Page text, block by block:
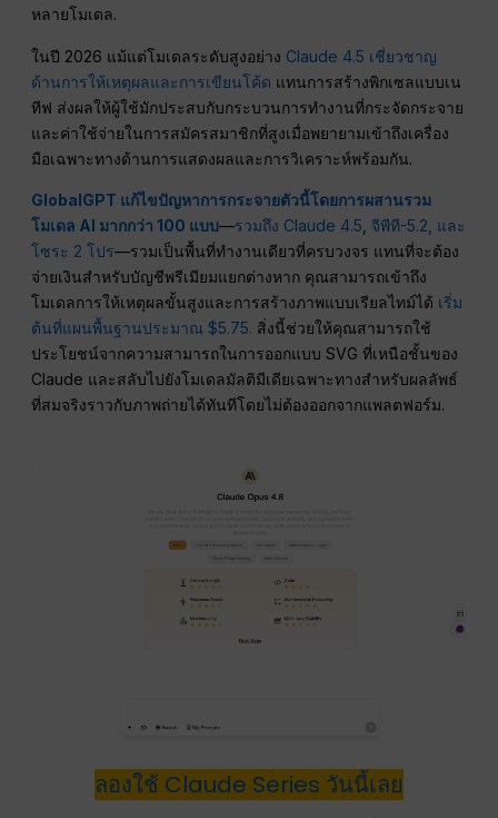
หลายโมเดล.
ในปี 2026 แม้แต่โมเดลระดับสูงอย่าง Claude 4.5 เชี่ยวชาญ
ด้านการให้เหตุผลและการเขียนโค้ด แทนการสร้างพิกเซลแบบเน
ทีฟ ส่งผลให้ผู้ใช้มักประสบกับกระบวนการทำงานที่กระจัดกระจาย
และค่าใช้จ่ายในการสมัครสมาชิกที่สูงเมื่อพยายามเข้าถึงเครื่อง
มือเฉพาะทางด้านการแสดงผลและการวิเคราะห์พร้อมกัน.
GlobalGPT แก้ไขปัญหาการกระจายตัวนี้โดยการผสานรวม
โมเดล AI มากกว่า 100 แบบ—รวมถึง Claude 4.5 จีพีที-5.2, และ
โซระ 2 โปร—รวมเป็นพื้นที่ทำงานเดียวที่ครบวงจร แทนที่จะต้อง
จ่ายเงินสำหรับบัญชีพรีเมียมแยกต่างหาก คุณสามารถเข้าถึง
โมเดลการให้เหตุผลขั้นสูงและการสร้างภาพแบบเรียลไทม์ได้ เริ่ม
ต้นที่แผนพื้นฐานประมาณ $5.75. สิ่งนี้ช่วยให้คุณสามารถใช้
ประโยชน์จากความสามารถในการออกแบบ SVG ที่เหนือชั้นของ
Claude และสลับไปยังโมเดลมัลติมีเดียเฉพาะทางสำหรับผลลัพธ์
ที่สมจริงราวกับภาพถ่ายได้ทันทีโดยไม่ต้องออกจากแพลตฟอร์ม.
ลองใช้ Claude Series วันนี้เลย